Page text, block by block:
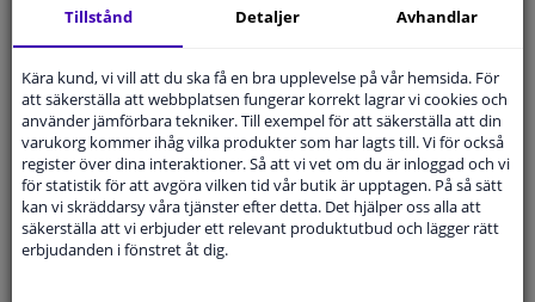
Modellmatchande garanti, Hitta rätt bildelar.
Fyll i ditt registreringsnummerellerVälj din bil
SÖK
Specifikationer
Tillstånd Detaljer Avhandlar
Kära kund, vi vill att du ska få en bra upplevelse på vår hemsida. För
att säkerställa att webbplatsen fungerar korrekt lagrar vi cookies och
använder jämförbara tekniker. Till exempel för att säkerställa att din
varukorg kommer ihåg vilka produkter som har lagts till. Vi för också
register över dina interaktioner. Så att vi vet om du är inloggad och vi
för statistik för att avgöra vilken tid vår butik är upptagen. På så sätt
kan vi skräddarsy våra tjänster efter detta. Det hjälper oss alla att
säkerställa att vi erbjuder ett relevant produktutbud och lägger rätt
erbjudanden i fönstret åt dig.